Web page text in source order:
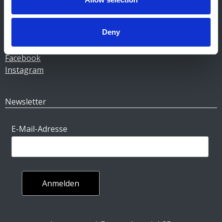
Deny
Karriere
Facebook
Instagram
Newsletter
E-Mail-Adresse